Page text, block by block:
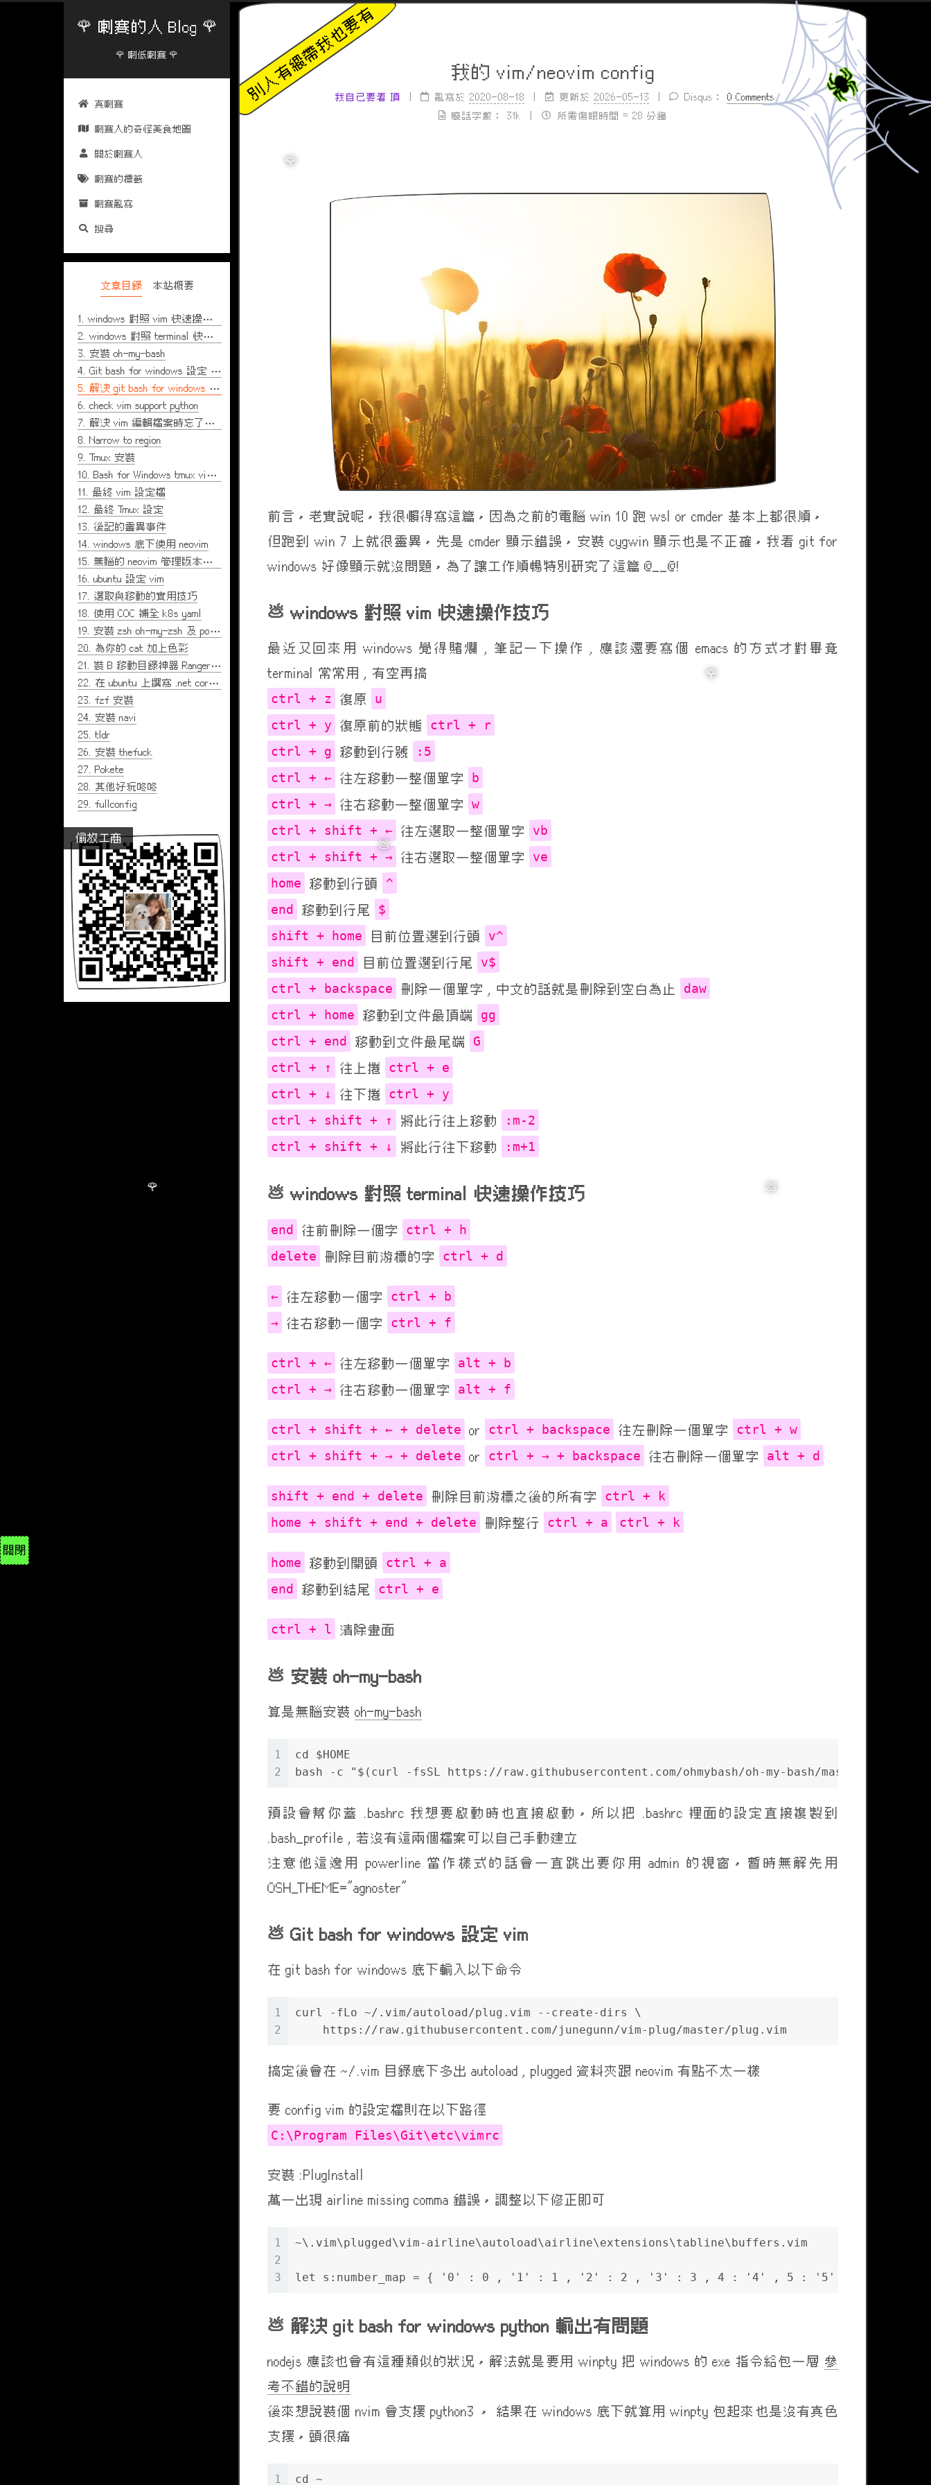
🌹 喇賽的人 Blog 🌹
🌹 喇低喇賽 🌹
真喇賽
喇賽人的奇怪美食地圖
關於喇賽人
喇賽的標籤
喇賽亂寫
搜尋
我的 vim/neovim config
我自己要看 頂 亂寫於 2020-08-18 更新於 2026-05-13 Disqus：
0 Comments
廢話字數：
31k 所需傷眼時間 ≈ 28 分鐘
前言，老實說呢，我很懶得寫這篇，因為之前的電腦 win 10 跑 wsl or cmder 基本上都很順，
但跑到 win 7 上就很靈異，先是 cmder 顯示錯誤，安裝 cygwin 顯示也是不正確，我看 git for
windows 好像顯示就沒問題，為了讓工作順暢特別研究了這篇 @__@!
windows 對照 vim 快速操作技巧
最近又回來用 windows 覺得賭爛 , 筆記一下操作 , 應該還要寫個 emacs 的方式才對畢竟
terminal 常常用 , 有空再搞
ctrl + z
復原
u
ctrl + y
復原前的狀態
ctrl + r
ctrl + g
移動到行號
:5
ctrl + ← 往左移動一整個單字
b
ctrl + → 往右移動一整個單字
w
ctrl + shift + ← 往左選取一整個單字
vb
ctrl + shift + → 往右選取一整個單字
ve
home
移動到行頭
^
end
移動到行尾
$
shift + home
目前位置選到行頭
v^
shift + end
目前位置選到行尾
v$
ctrl + backspace
刪除一個單字 , 中文的話就是刪除到空白為止
daw
ctrl + home
移動到文件最頂端
gg
ctrl + end
移動到文件最尾端
G
ctrl + ↑
往上捲
ctrl + e
ctrl + ↓
往下捲
ctrl + y
ctrl + shift + ↑
將此行往上移動
:m-2
ctrl + shift + ↓
將此行往下移動 :m+1
windows 對照 terminal 快速操作技巧
end 往前刪除一個字
ctrl + h
delete
刪除目前游標的字 ctrl + d
← 往左移動一個字
ctrl + b
→ 往右移動一個字 ctrl + f
ctrl + ← 往左移動一個單字
alt + b
ctrl + → 往右移動一個單字 alt + f
ctrl + shift + ← + delete or ctrl + backspace 往左刪除一個單字
ctrl + w
ctrl + shift + → + delete or ctrl + → + backspace 往右刪除一個單字 alt + d
shift + end + delete 刪除目前游標之後的所有字
ctrl + k
home + shift + end + delete
刪除整行 ctrl + a ctrl + k
home 移動到開頭
ctrl + a
end
移動到結尾 ctrl + e
ctrl + l 清除畫面
安裝 oh-my-bash
算是無腦安裝 oh-my-bash
1
2
cd $HOME
bash -c "$(curl -fsSL https://raw.githubusercontent.com/ohmybash/oh-my-bash/master/tools/
預設會幫你蓋 .bashrc 我想要啟動時也直接啟動，所以把 .bashrc 裡面的設定直接複製到
.bash_profile , 若沒有這兩個檔案可以自己手動建立
注意他這邊用 powerline 當作樣式的話會一直跳出要你用 admin 的視窗，暫時無解先用
OSH_THEME=”agnoster”
Git bash for windows 設定 vim
在 git bash for windows 底下輸入以下命令
1
2
curl -fLo ~/.vim/autoload/plug.vim --create-dirs \
    https://raw.githubusercontent.com/junegunn/vim-plug/master/plug.vim
搞定後會在 ~/.vim 目錄底下多出 autoload , plugged 資料夾跟 neovim 有點不太一樣
要 config vim 的設定檔則在以下路徑
C:\Program Files\Git\etc\vimrc
安裝 :PlugInstall
萬一出現 airline missing comma 錯誤，調整以下修正即可
1
2
3
~\.vim\plugged\vim-airline\autoload\airline\extensions\tabline\buffers.vim
let s:number_map = { '0' : 0 , '1' : 1 , '2' : 2 , '3' : 3 , 4 : '4' , 5 : '5' , 6 : '6'
解決 git bash for windows python 輸出有問題
nodejs 應該也會有這種類似的狀況，解法就是要用 winpty 把 windows 的 exe 指令給包一層 參
考不錯的說明
後來想說裝個 nvim 會支援 python3 ， 結果在 windows 底下就算用 winpty 包起來也是沒有真色
支援，頭很痛
1 cd ~
文章目錄 本站概要
1. windows 對照 vim 快速操作技巧
2. windows 對照 terminal 快速操作技巧
3. 安裝 oh-my-bash
4. Git bash for windows 設定 vim
5. 解決 git bash for windows python 輸出有問題
6. check vim support python
7. 解決 vim 編輯檔案時忘了加上 sudo 造成 readonly 的問題
8. Narrow to region
9. Tmux 安裝
10. Bash for Windows tmux vim 中文亂碼設定及真色設定
11. 最終 vim 設定檔
12. 最終 Tmux 設定
13. 後記的靈異事件
14. windows 底下使用 neovim
15. 無腦的 neovim 管理版本工具
16. ubuntu 設定 vim
17. 選取與移動的實用技巧
18. 使用 COC 補全 k8s yaml
19. 安裝 zsh oh-my-zsh 及 powerline
20. 為你的 cat 加上色彩
21. 裝 B 移動目錄神器 Ranger 筆記
22. 在 ubuntu 上撰寫 .net core 5
23. fzf 安裝
24. 安裝 navi
25. tldr
26. 安裝 thefuck
27. Pokete
28. 其他好玩咚咚
29. fullconfig
偷放工商
關閉